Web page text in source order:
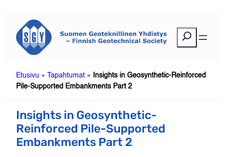
sisältöön
Etusivu » Tapahtumat »
Insights in Geosynthetic-Reinforced
Pile-Supported Embankments Part 2
Insights in Geosynthetic-
Reinforced Pile-Supported
Embankments Part 2